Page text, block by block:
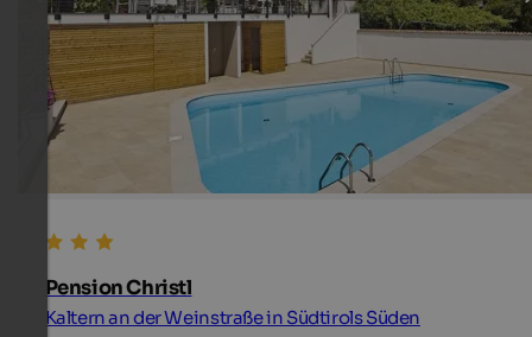
Pension Christl
Kaltern an der Weinstraße in Südtirols Süden